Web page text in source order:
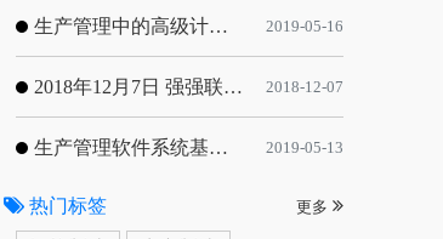
生产管理中的高级计划与排程优化 2019-05-16
2018年12月7日 强强联手，共同推进电子器件领域APS应用典范 风华高科生产自动化工业互联网应用项目-APS项目启动会 2018-12-07
生产管理软件系统基于信息化的解决方案 2019-05-13
热门标签 更多